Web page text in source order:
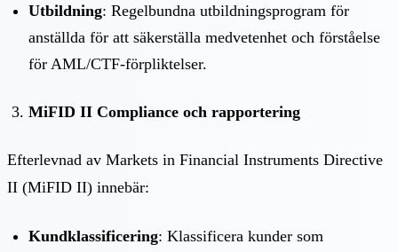
Utbildning: Regelbundna utbildningsprogram för
anställda för att säkerställa medvetenhet och förståelse
för AML/CTF-förpliktelser.
MiFID II Compliance och rapportering
Efterlevnad av Markets in Financial Instruments Directive
II (MiFID II) innebär:
Kundklassificering: Klassificera kunder som